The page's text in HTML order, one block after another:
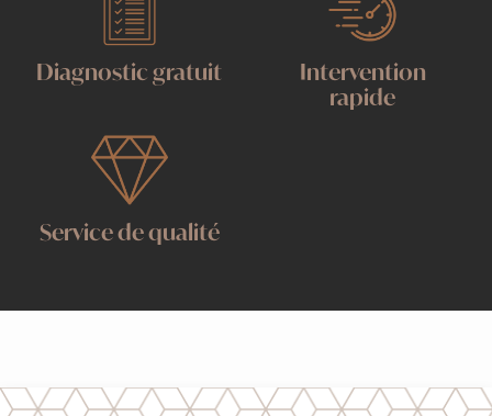
Diagnostic gratuit
Intervention
rapide
Service de qualité